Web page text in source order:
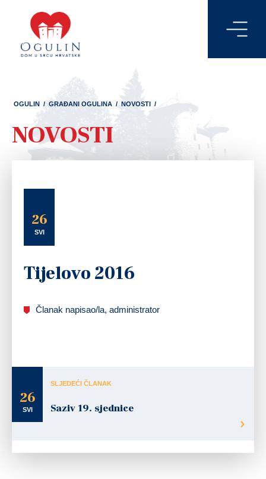
OGULIN / GRAĐANI OGULINA / NOVOSTI /
NOVOSTI
26
SVI
Tijelovo 2016
Članak napisao/la, administrator
26
SVI
SLJEDEĆI ČLANAK
Saziv 19. sjednice